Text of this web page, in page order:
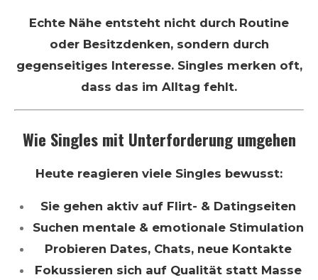
Echte Nähe entsteht nicht durch Routine
oder Besitzdenken, sondern durch
gegenseitiges Interesse. Singles merken oft,
dass das im Alltag fehlt.
Wie Singles mit Unterforderung umgehen
Heute reagieren viele Singles bewusst:
Sie gehen aktiv auf Flirt- & Datingseiten
Suchen mentale & emotionale Stimulation
Probieren Dates, Chats, neue Kontakte
Fokussieren sich auf Qualität statt Masse